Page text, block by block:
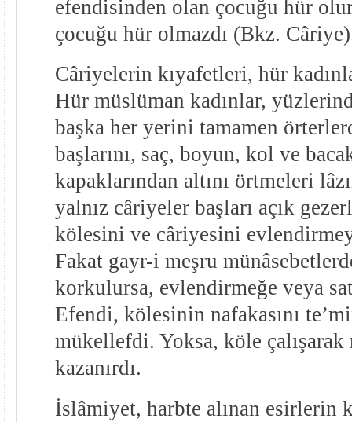
efendisinden olan çocuğu hür
çocuğu hür olmazdı (Bkz.
Câriyelerin kıyafetleri, hür
Hür müslüman kadınlar,
başka her yerini tamamen
başlarını, saç, boyun, kol ve
kapaklarından altını örtmeleri
yalnız câriyeler başları açık
kölesini ve câriyesini
Fakat gayr-i meşru
korkulursa, evlendirmeğe veya
Efendi, kölesinin nafakasını
mükellefdi. Yoksa, köle çalışarak
kazanırdı.
İslâmiyet, harbte alınan esirlerin